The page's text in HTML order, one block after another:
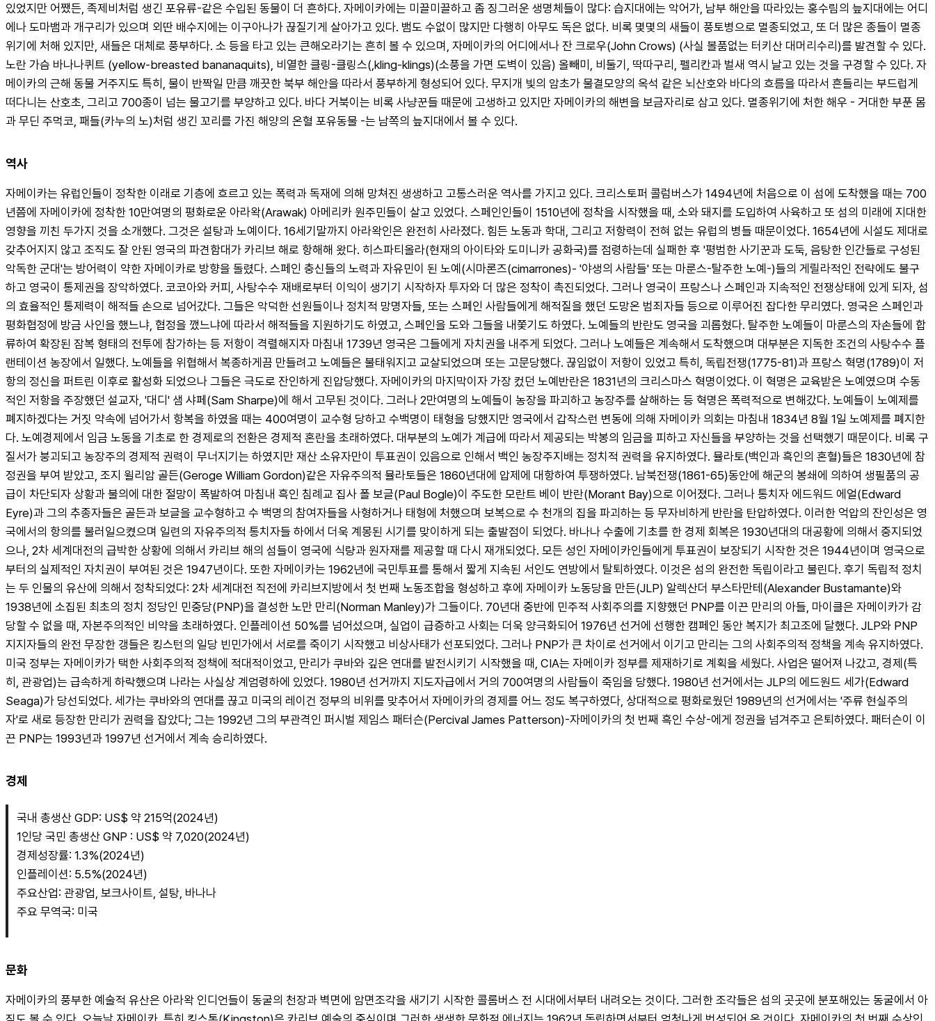
있었지만 어쨌든, 족제비처럼 생긴 포유류-같은 수입된 동물이 더 흔하다. 자메이카에는 미끌미끌하고 좀 징그러운 생명체들이 많다: 습지대에는 악어가, 남부 해안을 따라있는 홍수림의 늪지대에는 어디
에나 도마뱀과 개구리가 있으며 외딴 배수지에는 이구아나가 끊질기게 살아가고 있다. 뱀도 수없이 많지만 다행히 아무도 독은 없다. 비록 몇몇의 새들이 풍토병으로 멸종되었고, 또 더 많은 종들이 멸종
위기에 처해 있지만, 새들은 대체로 풍부하다. 소 등을 타고 있는 큰해오라기는 흔히 볼 수 있으며, 자메이카의 어디에서나 잔 크로우(John Crows) (사실 볼품없는 터키산 대머리수리)를 발견할 수 있다.
노란 가슴 바나나퀴트 (yellow-breasted bananaquits), 비열한 클링-클링스(,kling-klings)(소풍을 가면 도벽이 있음) 올빼미, 비둘기, 딱따구리, 펠리칸과 벌새 역시 날고 있는 것을 구경할 수 있다. 자
메이카의 근해 동물 거주지도 특히, 물이 반짝일 만큼 깨끗한 북부 해안을 따라서 풍부하게 형성되어 있다. 무지개 빛의 암초가 물결모양의 옥석 같은 뇌산호와 바다의 흐름을 따라서 흔들리는 부드럽게
떠다니는 산호초, 그리고 700종이 넘는 물고기를 부양하고 있다. 바다 거북이는 비록 사냥꾼들 때문에 고생하고 있지만 자메이카의 해변을 보금자리로 삼고 있다. 멸종위기에 처한 해우 - 거대한 부푼 몸
과 무딘 주먹코, 패들(카누의 노)처럼 생긴 꼬리를 가진 해양의 온혈 포유동물 -는 남쪽의 늪지대에서 볼 수 있다.
역사
자메이카는 유럽인들이 정착한 이래로 기층에 흐르고 있는 폭력과 독재에 의해 망쳐진 생생하고 고통스러운 역사를 가지고 있다. 크리스토퍼 콜럼버스가 1494년에 처음으로 이 섬에 도착했을 때는 700
년쯤에 자메이카에 정착한 10만여명의 평화로운 아라왁(Arawak) 아메리카 원주민들이 살고 있었다. 스페인인들이 1510년에 정착을 시작했을 때, 소와 돼지를 도입하여 사육하고 또 섬의 미래에 지대한
영향을 끼친 두가지 것을 소개했다. 그것은 설탕과 노예이다. 16세기말까지 아라왁인은 완전히 사라졌다. 힘든 노동과 학대, 그리고 저항력이 전혀 없는 유럽의 병들 때문이었다. 1654년에 시설도 제대로
갖추어지지 않고 조직도 잘 안된 영국의 파견함대가 카리브 해로 항해해 왔다. 히스파티올라(현재의 아이타와 도미니카 공화국)를 점령하는데 실패한 후 '평범한 사기꾼과 도둑, 음탕한 인간들로 구성된
악독한 군대'는 방어력이 약한 자메이카로 방향을 돌렸다. 스페인 충신들의 노력과 자유민이 된 노예(시마론즈(cimarrones)- '야생의 사람들' 또는 마룬스-탈주한 노예-)들의 게릴라적인 전략에도 불구
하고 영국이 통제권을 장악하였다. 코코아와 커피, 사탕수수 재배로부터 이익이 생기기 시작하자 투자와 더 많은 정착이 촉진되었다. 그러나 영국이 프랑스나 스페인과 지속적인 전쟁상태에 있게 되자, 섬
의 효율적인 통제력이 해적들 손으로 넘어갔다. 그들은 악덕한 선원들이나 정치적 망명자들, 또는 스페인 사람들에게 해적질을 했던 도망온 범죄자들 등으로 이루어진 잡다한 무리였다. 영국은 스페인과
평화협정에 방금 사인을 했느냐, 협정을 깼느냐에 따라서 해적들을 지원하기도 하였고, 스페인을 도와 그들을 내쫓기도 하였다. 노예들의 반란도 영국을 괴롭혔다. 탈주한 노예들이 마룬스의 자손들에 합
류하여 확장된 잠복 형태의 전투에 참가하는 등 저항이 격렬해지자 마침내 1739년 영국은 그들에게 자치권을 내주게 되었다. 그러나 노예들은 계속해서 도착했으며 대부분은 지독한 조건의 사탕수수 플
랜테이션 농장에서 일했다. 노예들을 위협해서 복종하게끔 만들려고 노예들은 불태워지고 교살되었으며 또는 고문당했다. 끊임없이 저항이 있었고 특히, 독립전쟁(1775-81)과 프랑스 혁명(1789)이 저
항의 정신을 퍼트린 이후로 활성화 되었으나 그들은 극도로 잔인하게 진압당했다. 자메이카의 마지막이자 가장 컸던 노예반란은 1831년의 크리스마스 혁명이었다. 이 혁명은 교육받은 노예였으며 수동
적인 저항을 주장했던 설교자, '대디' 샘 샤페(Sam Sharpe)에 해서 고무된 것이다. 그러나 2만여명의 노예들이 농장을 파괴하고 농장주를 살해하는 등 혁명은 폭력적으로 변해갔다. 노예들이 노예제를
폐지하겠다는 거짓 약속에 넘어가서 항복을 하였을 때는 400여명이 교수형 당하고 수백명이 태형을 당했지만 영국에서 갑작스런 변동에 의해 자메이카 의회는 마침내 1834년 8월 1일 노예제를 폐지한
다. 노예경제에서 임금 노동을 기초로 한 경제로의 전환은 경제적 혼란을 초래하였다. 대부분의 노예가 계급에 따라서 제공되는 박봉의 임금을 피하고 자신들을 부양하는 것을 선택했기 때문이다. 비록 구
질서가 붕괴되고 농장주의 경제적 권력이 무너지기는 하였지만 재산 소유자만이 투표권이 있음으로 인해서 백인 농장주지배는 정치적 권력을 유지하였다. 뮬라토(백인과 흑인의 혼혈)들은 1830년에 참
정권을 부여 받았고, 조지 윌리암 골든(Geroge William Gordon)같은 자유주의적 뮬라토들은 1860년대에 압제에 대항하여 투쟁하였다. 남북전쟁(1861-65)동안에 해군의 봉쇄에 의하여 생필품의 공
급이 차단되자 상황과 불의에 대한 절망이 폭발하여 마침내 흑인 침례교 집사 폴 보글(Paul Bogle)이 주도한 모란트 베이 반란(Morant Bay)으로 이어졌다. 그러나 통치자 에드워드 에얼(Edward
Eyre)과 그의 추종자들은 골든과 보글을 교수형하고 수 백명의 참여자들을 사형하거나 태형에 처했으며 보복으로 수 천개의 집을 파괴하는 등 무자비하게 반란을 탄압하였다. 이러한 억압의 잔인성은 영
국에서의 항의를 불러일으켰으며 일련의 자유주의적 통치자들 하에서 더욱 계몽된 시기를 맞이하게 되는 출발점이 되었다. 바나나 수출에 기초를 한 경제 회복은 1930년대의 대공황에 의해서 중지되었
으나, 2차 세계대전의 급박한 상황에 의해서 카리브 해의 섬들이 영국에 식량과 원자재를 제공할 때 다시 재개되었다. 모든 성인 자메이카인들에게 투표권이 보장되기 시작한 것은 1944년이며 영국으로
부터의 실제적인 자치권이 부여된 것은 1947년이다. 또한 자메이카는 1962년에 국민투표를 통해서 짧게 지속된 서인도 연방에서 탈퇴하였다. 이것은 섬의 완전한 독립이라고 불린다. 후기 독립적 정치
는 두 인물의 유산에 의해서 정착되었다: 2차 세계대전 직전에 카리브지방에서 첫 번째 노동조합을 형성하고 후에 자메이카 노동당을 만든(JLP) 알렉산더 부스타만테(Alexander Bustamante)와
1938년에 소집된 최초의 정치 정당인 민중당(PNP)을 결성한 노만 만리(Norman Manley)가 그들이다. 70년대 중반에 민주적 사회주의를 지향했던 PNP를 이끈 만리의 아들, 마이클은 자메이카가 감
당할 수 없을 때, 자본주의적인 비약을 초래하였다. 인플레이션 50%를 넘어섰으며, 실업이 급증하고 사회는 더욱 양극화되어 1976년 선거에 선행한 캠페인 동안 복지가 최고조에 달했다. JLP와 PNP
지지자들의 완전 무장한 갱들은 킹스턴의 일당 빈민가에서 서로를 죽이기 시작했고 비상사태가 선포되었다. 그러나 PNP가 큰 차이로 선거에서 이기고 만리는 그의 사회주의적 정책을 계속 유지하였다.
미국 정부는 자메이카가 택한 사회주의적 정책에 적대적이었고, 만리가 쿠바와 깊은 연대를 발전시키기 시작했을 때, CIA는 자메이카 정부를 제재하기로 계획을 세웠다. 사업은 떨어져 나갔고, 경제(특
히, 관광업)는 급속하게 하락했으며 나라는 사실상 계엄령하에 있었다. 1980년 선거까지 지도자급에서 거의 700여명의 사람들이 죽임을 당했다. 1980년 선거에서는 JLP의 에드원드 세가(Edward
Seaga)가 당선되었다. 세가는 쿠바와의 연대를 끊고 미국의 레이건 정부의 비위를 맞추어서 자메이카의 경제를 어느 정도 복구하였다, 상대적으로 평화로웠던 1989년의 선거에서는 '주류 현실주의
자'로 새로 등장한 만리가 권력을 잡았다; 그는 1992년 그의 부관격인 퍼시벌 제임스 패터슨(Percival James Patterson)-자메이카의 첫 번째 흑인 수상-에게 정권을 넘겨주고 은퇴하였다. 패터슨이 이
끈 PNP는 1993년과 1997년 선거에서 계속 승리하였다.
경제
국내 총생산 GDP: US$ 약 215억(2024년)
1인당 국민 총생산 GNP : US$ 약 7,020(2024년)
경제성장률: 1.3%(2024년)
인플레이션: 5.5%(2024년)
주요산업: 관광업, 보크사이트, 설탕, 바나나
주요 무역국: 미국
문화
자메이카의 풍부한 예술적 유산은 아라왁 인디언들이 동굴의 천장과 벽면에 암면조각을 새기기 시작한 콜롬버스 전 시대에서부터 내려오는 것이다. 그러한 조각들은 섬의 곳곳에 분포해있는 동굴에서 아